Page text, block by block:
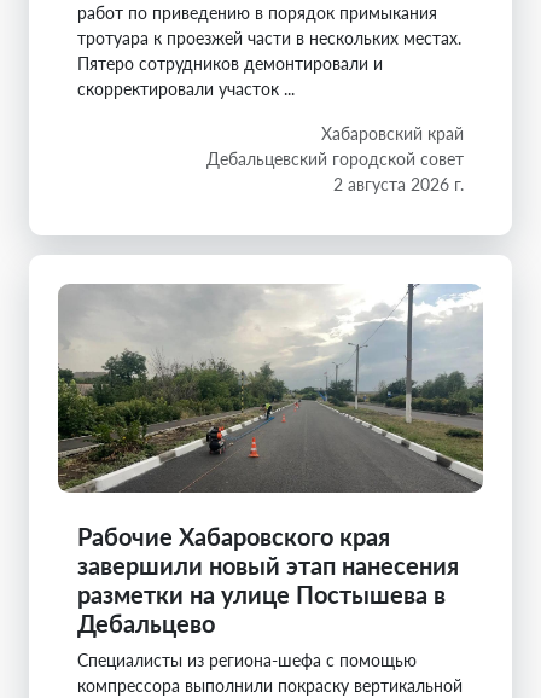
работ по приведению в порядок примыкания
тротуара к проезжей части в нескольких местах.
Пятеро сотрудников демонтировали и
скорректировали участок ...
Хабаровский край
Дебальцевский городской совет
2 августа 2026 г.
Рабочие Хабаровского края
завершили новый этап нанесения
разметки на улице Постышева в
Дебальцево
Специалисты из региона-шефа с помощью
компрессора выполнили покраску вертикальной